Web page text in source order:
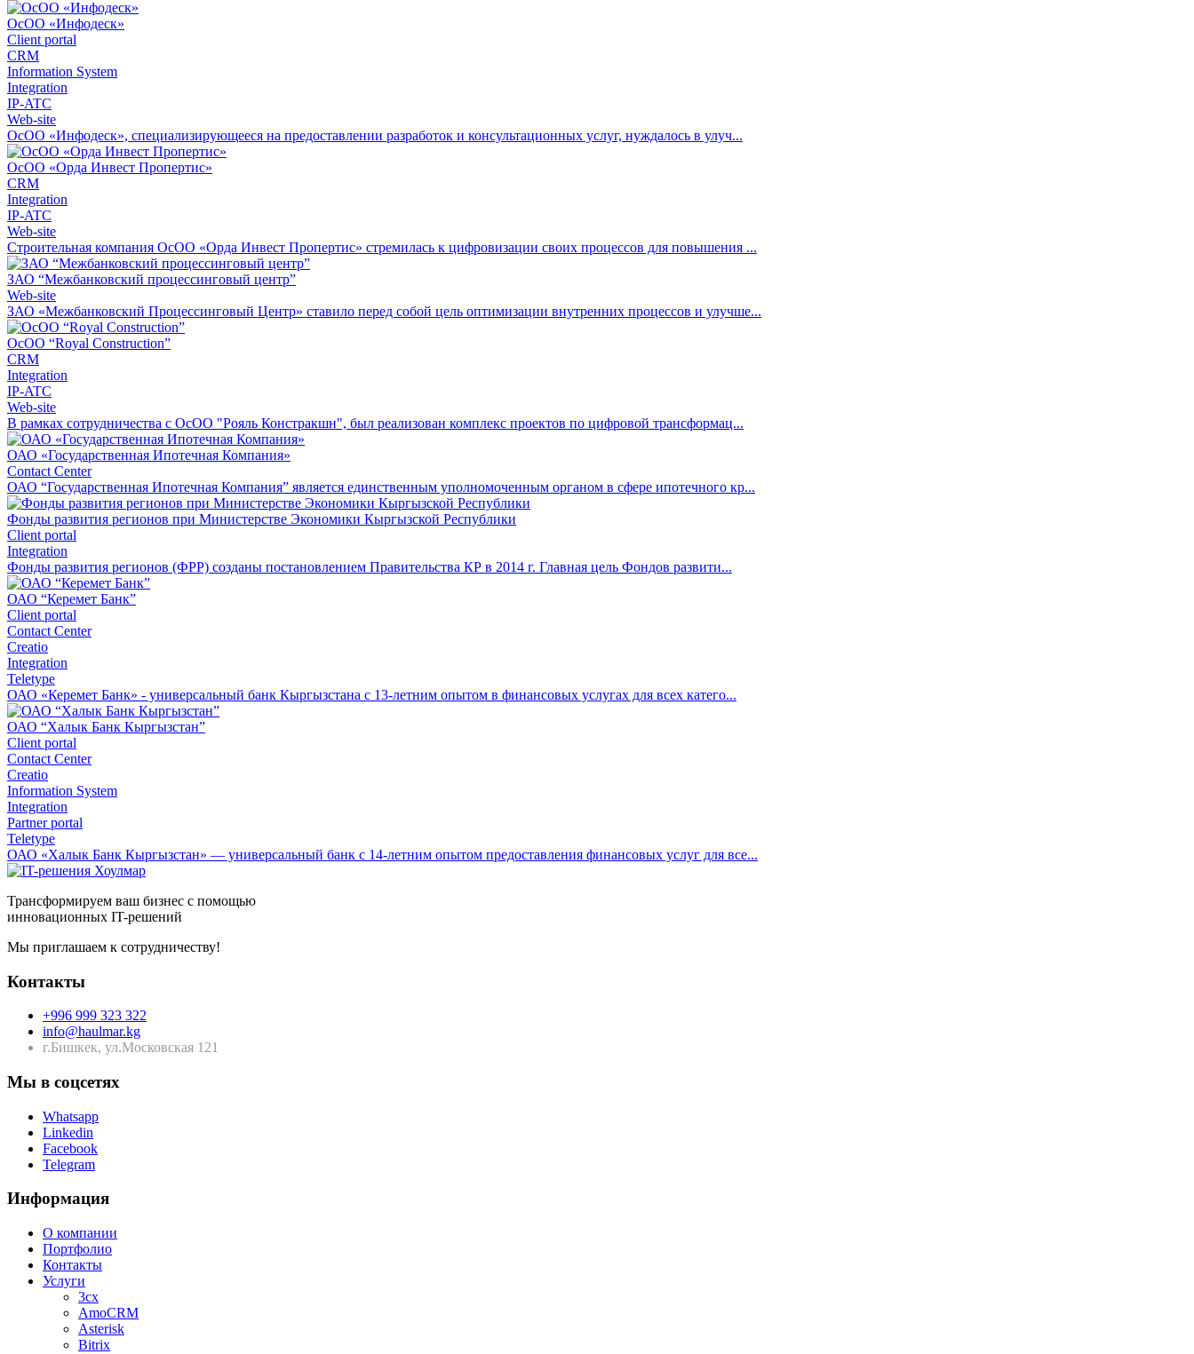
ОсОО «Инфодеск»
Client portal
CRM
Information System
Integration
IP-ATC
Web-site
ОсОО «Инфодеск», специализирующееся на предоставлении разработок и консультационных услуг, нуждалось в улуч...
ОсОО «Орда Инвест Пропертис»
CRM
Integration
IP-ATC
Web-site
Строительная компания ОсОО «Орда Инвест Пропертис» стремилась к цифровизации своих процессов для повышения ...
ЗАО “Межбанковский процессинговый центр”
Web-site
ЗАО «Межбанковский Процессинговый Центр» ставило перед собой цель оптимизации внутренних процессов и улучше...
ОсОО “Royal Construction”
CRM
Integration
IP-ATC
Web-site
В рамках сотрудничества с ОсОО "Рояль Констракшн", был реализован комплекс проектов по цифровой трансформац...
ОАО «Государственная Ипотечная Компания»
Contact Center
ОАО “Государственная Ипотечная Компания” является единственным уполномоченным органом в сфере ипотечного кр...
Фонды развития регионов при Министерстве Экономики Кыргызской Республики
Client portal
Integration
Фонды развития регионов (ФРР) созданы постановлением Правительства КР в 2014 г. Главная цель Фондов развити...
ОАО “Керемет Банк”
Client portal
Contact Center
Creatio
Integration
Teletype
ОАО «Керемет Банк» - универсальный банк Кыргызстана с 13-летним опытом в финансовых услугах для всех катего...
ОАО “Халык Банк Кыргызстан”
Client portal
Contact Center
Creatio
Information System
Integration
Partner portal
Teletype
ОАО «Халык Банк Кыргызстан» — универсальный банк с 14-летним опытом предоставления финансовых услуг для все...
Трансформируем ваш бизнес с помощью
инновационных IT-решений
Мы приглашаем к сотрудничеству!
Контакты
+996 999 323 322
info@haulmar.kg
г.Бишкек, ул.Московская 121
Мы в соцсетях
Whatsapp
Linkedin
Facebook
Telegram
Информация
О компании
Портфолио
Контакты
Услуги
3cx
AmoCRM
Asterisk
Bitrix